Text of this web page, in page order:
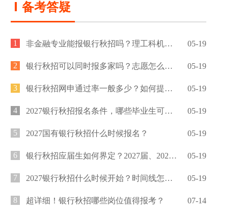
备考答疑
1 非金融专业能报银行秋招吗？理工科机会大吗？ 05-19
2 银行秋招可以同时报多家吗？志愿怎么填？ 05-19
3 银行秋招网申通过率一般多少？如何提高通过率？ 05-19
4 2027银行秋招报名条件，哪些毕业生可以报名？ 05-19
5 2027国有银行秋招什么时候报名？ 05-19
6 银行秋招应届生如何界定？2027届、2026届还能报吗？ 05-19
7 2027银行秋招什么时候开始？时间线怎么安排？ 05-19
8 超详细！银行秋招哪些岗位值得报考？ 07-14